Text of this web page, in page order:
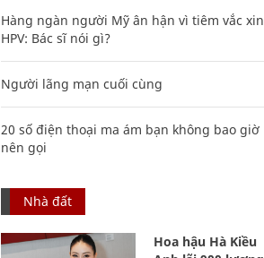
Hàng ngàn người Mỹ ân hận vì tiêm vắc xin
HPV: Bác sĩ nói gì?
Người lãng mạn cuối cùng
20 số điện thoại ma ám bạn không bao giờ
nên gọi
Nhà đất
Hoa hậu Hà Kiều